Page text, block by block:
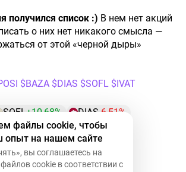
получился список :) В нем нет акций
о них нет никакого смысла —
от этой «черной дыры»
$BAZA $DIAS $SOFL $IVAT
SOFL+10,68% DIAS-6,51%
POSI-1,63% DATA-1,04%
файлы cookie, чтобы
опыт на нашем сайте
вы соглашаетесь на
cookie в соответствии с